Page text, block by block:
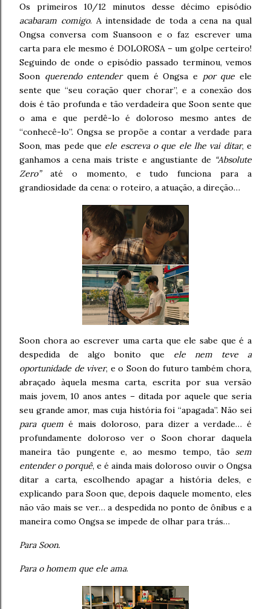
Os primeiros 10/12 minutos desse décimo episódio
acabaram comigo. A intensidade de toda a cena na qual
Ongsa conversa com Suansoon e o faz escrever uma
carta para ele mesmo é DOLOROSA – um golpe certeiro!
Seguindo de onde o episódio passado terminou, vemos
Soon querendo entenderquem é Ongsa e por que ele
sente que “seu coração quer chorar”, e a conexão dos
dois é tão profunda e tão verdadeira que Soon sente que
o ama e que perdê-lo é doloroso mesmo antes de
“conhecê-lo”. Ongsa se propõe a contar a verdade para
Soon, mas pede que ele escreva o que ele lhe vai ditar, e
ganhamos a cena mais triste e angustiante de “Absolute
Zero”até o momento, e tudo funciona para a
grandiosidade da cena: o roteiro, a atuação, a direção…
Soon chora ao escrever uma carta que ele sabe que é a
despedida de algo bonito que ele nem teve a
oportunidade de viver, e o Soon do futuro também chora,
abraçado àquela mesma carta, escrita por sua versão
mais jovem, 10 anos antes – ditada por aquele que seria
seu grande amor, mas cuja história foi “apagada”. Não sei
para quem é mais doloroso, para dizer a verdade… é
profundamente doloroso ver o Soon chorar daquela
maneira tão pungente e, ao mesmo tempo, tão sem
entender o porquê, e é ainda mais doloroso ouvir o Ongsa
ditar a carta, escolhendo apagar a história deles, e
explicando para Soon que, depois daquele momento, eles
não vão mais se ver… a despedida no ponto de ônibus e a
maneira como Ongsa se impede de olhar para trás…
Para Soon.
Para o homem que ele ama.